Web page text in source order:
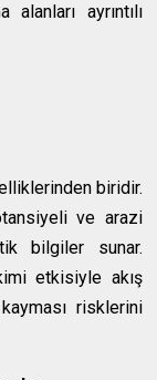
ayrıntılı
biridir.
ve arazi
bilgiler sunar.
etkisiyle akış
risklerini